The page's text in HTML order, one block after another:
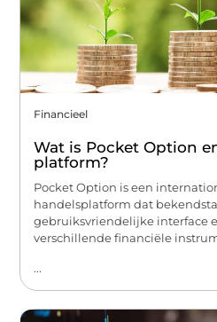
Financieel
Wat is Pocket Option
platform?
Pocket Option is een
handelsplatform dat
gebruiksvriendelijke interface
verschillende financiële
...